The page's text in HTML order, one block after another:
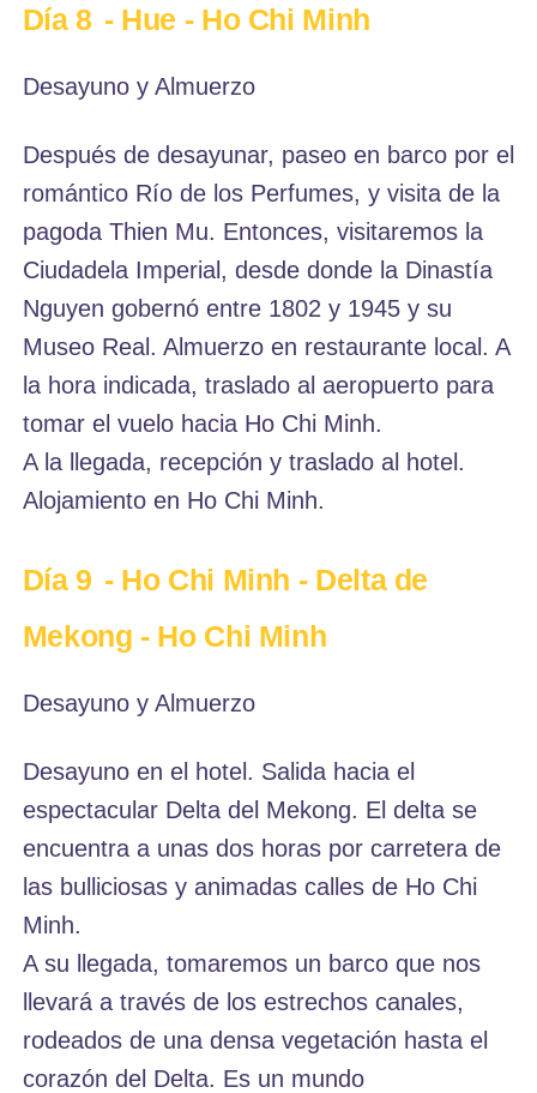
Día 8 - Hue - Ho Chi Minh
Desayuno y Almuerzo
Después de desayunar, paseo en barco por el
romántico Río de los Perfumes, y visita de la
pagoda Thien Mu. Entonces, visitaremos la
Ciudadela Imperial, desde donde la Dinastía
Nguyen gobernó entre 1802 y 1945 y su
Museo Real. Almuerzo en restaurante local. A
la hora indicada, traslado al aeropuerto para
tomar el vuelo hacia Ho Chi Minh.
A la llegada, recepción y traslado al hotel.
Alojamiento en Ho Chi Minh.
Día 9 - Ho Chi Minh - Delta de
Mekong - Ho Chi Minh
Desayuno y Almuerzo
Desayuno en el hotel. Salida hacia el
espectacular Delta del Mekong. El delta se
encuentra a unas dos horas por carretera de
las bulliciosas y animadas calles de Ho Chi
Minh.
A su llegada, tomaremos un barco que nos
llevará a través de los estrechos canales,
rodeados de una densa vegetación hasta el
corazón del Delta. Es un mundo